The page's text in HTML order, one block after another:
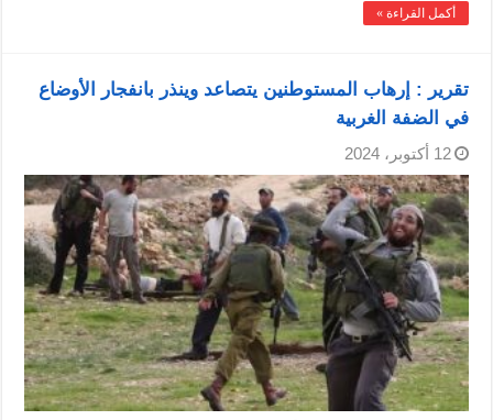
أكمل القراءة »
تقرير : إرهاب المستوطنين يتصاعد وينذر بانفجار الأوضاع
في الضفة الغربية
12 أكتوبر، 2024